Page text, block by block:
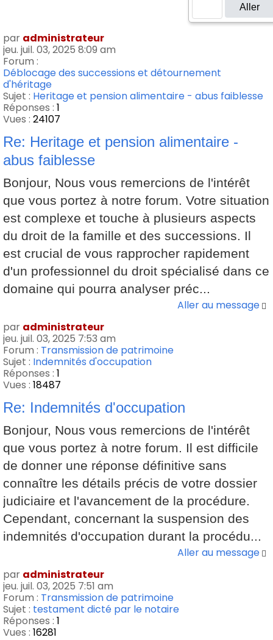
par administrateur
jeu. juil. 03, 2025 8:09 am
Forum :
Déblocage des successions et détournement
d'héritage
Sujet : Heritage et pension alimentaire - abus faiblesse
Réponses : 1
Vues : 24107
Re: Heritage et pension alimentaire -
abus faiblesse
Bonjour, Nous vous remercions de l'intérêt
que vous portez à notre forum. Votre situation
est complexe et touche à plusieurs aspects
du droit de la famille et des successions. Il
est crucial de vous rapprocher rapidement
d'un professionnel du droit spécialisé dans ce
domaine qui pourra analyser préc...
Aller au message
par administrateur
jeu. juil. 03, 2025 7:53 am
Forum : Transmission de patrimoine
Sujet : Indemnités d'occupation
Réponses : 1
Vues : 18487
Re: Indemnités d'occupation
Bonjour, Nous vous remercions de l'intérêt
que vous portez à notre forum. Il est difficile
de donner une réponse définitive sans
connaître les détails précis de votre dossier
judiciaire et l'avancement de la procédure.
Cependant, concernant la suspension des
indemnités d'occupation durant la procédu...
Aller au message
par administrateur
jeu. juil. 03, 2025 7:51 am
Forum : Transmission de patrimoine
Sujet : testament dicté par le notaire
Réponses : 1
Vues : 16281